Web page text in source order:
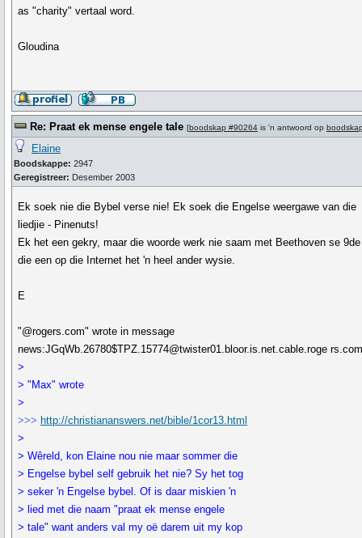
as "charity" vertaal word.
Gloudina
Re: Praat ek mense engele tale [boodskap #90264 is 'n antwoord op
Elaine
Boodskappe: 2947
Geregistreer: Desember 2003
Ek soek nie die Bybel verse nie! Ek soek die Engelse weergawe van die
liedjie - Pinenuts!
Ek het een gekry, maar die woorde werk nie saam met Beethoven se
die een op die Internet het 'n heel ander wysie.
E
"@rogers.com" wrote in message
news:JGqWb.26780$TPZ.15774@twister01.bloor.is.net.cable.roge
>
> "Max" wrote
>
>>> http://christiananswers.net/bible/1cor13.html
>
> Wêreld, kon Elaine nou nie maar sommer die
> Engelse bybel self gebruik het nie? Sy het tog
> seker 'n Engelse bybel. Of is daar miskien 'n
> lied met die naam "praat ek mense engele
> tale" want anders val my oë darem uit my kop